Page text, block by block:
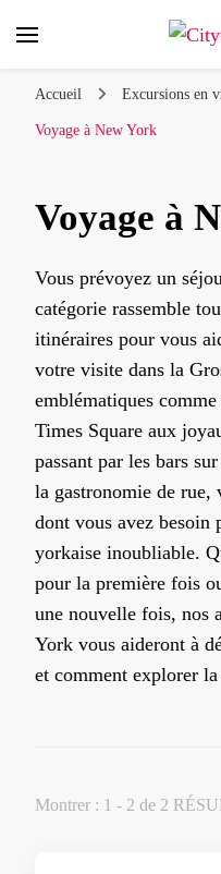
Accueil Excursions en
Voyage à New York
Voyage à
Vous prévoyez un
catégorie rassemble
itinéraires pour vous
votre visite dans la
emblématiques
Times Square aux
passant par les bars
la gastronomie de
dont vous avez besoin
yorkaise inoubliable.
pour la première fois
une nouvelle fois, nos
York vous aideront à
et comment explorer
Montrer : 1 - 2 de 2